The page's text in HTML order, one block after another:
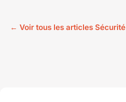
← Voir tous les articles Sécurité